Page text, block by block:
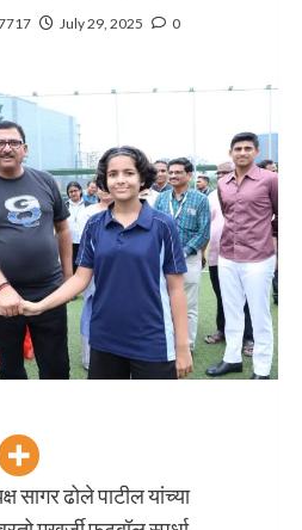
July 29, 2025 0
सागर ढोले पाटील यांच्या